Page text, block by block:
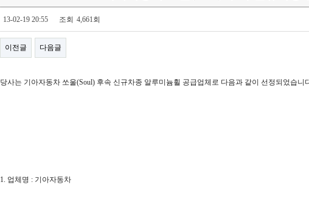
13-02-19 20:55 조회 4,661회
이전글 다음글
당사는 기아자동차 쏘울(Soul) 후속 신규차종 알루미늄휠 공급업체로 다음과 같이 선정되었습니
1. 업체명 : 기아자동차